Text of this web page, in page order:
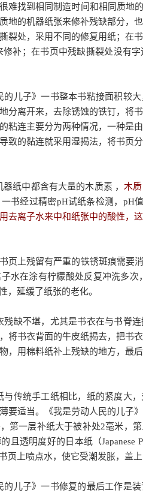
难找到相同制造时间和相同质地
地的机器纸张来修补残缺部分，
裂处，采用不同的修复用纸；在
修补；在书页中残缺撕裂处没有
儿子》一书整本书粘接面积较大
分离开来，去除锈蚀的铁钉，将
粘连主要分为两种情况，一种是
致的黏连就采用湿揭法，将书页
纸中都含有大量的木质素 ， 木
一书经过精密pH试纸条检测，pH
去离子水来中和纸张中的酸性，
上残留有严重的铁锈斑痕需要
水在涂有柠檬酸处反复冲洗多
，延缓了纸张的老化。
缺不堪，尤其是书衣在与书脊连
将书衣背面的牛皮纸揭去，把书
，用棉料纸补上残缺的地方，最
传统手工纸相比，纸的紧度大，
要适当。《我是劳动人民的儿子
第一层补纸大于被补处2毫米，
且透明度好的日本纸（Japanese
页上喷点水，使它受潮发胀，盖上
儿子》一书修复的最后工作是装